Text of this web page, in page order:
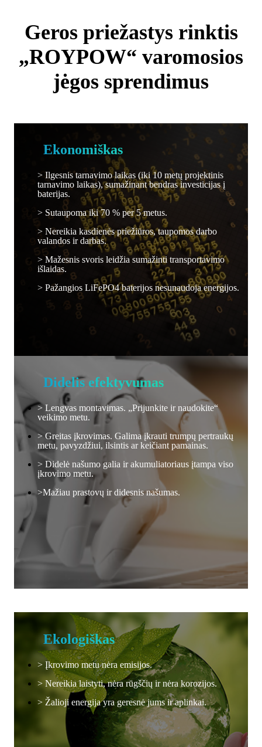
Geros priežastys rinktis
„ROYPOW“ varomosios
jėgos sprendimus
Ekonomiškas
> Ilgesnis tarnavimo laikas (iki 10 metų projektinis
tarnavimo laikas), sumažinant bendras investicijas į
baterijas.
> Sutaupoma iki 70 % per 5 metus.
> Nereikia kasdienės priežiūros, taupomos darbo
valandos ir darbas.
> Mažesnis svoris leidžia sumažinti transportavimo
išlaidas.
> Pažangios LiFePO4 baterijos nesunaudoja energijos.
Didelis efektyvumas
> Lengvas montavimas. „Prijunkite ir naudokite“
veikimo metu.
> Greitas įkrovimas. Galima įkrauti trumpų pertraukų
metu, pavyzdžiui, ilsintis ar keičiant pamainas.
> Didelė našumo galia ir akumuliatoriaus įtampa viso
įkrovimo metu.
>Mažiau prastovų ir didesnis našumas.
Ekologiškas
> Įkrovimo metu nėra emisijos.
> Nereikia laistyti, nėra rūgščių ir nėra korozijos.
> Žalioji energija yra geresnė jums ir aplinkai.